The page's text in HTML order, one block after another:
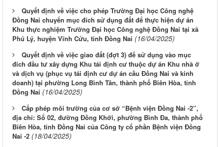
Quyết định về việc cho phép Trường Đại học Công nghệ
Đồng Nai chuyển mục đích sử dụng đất để thực hiện dự án
Khu thực nghiệm Trường Đại học Công nghệ Đồng Nai tại xã
Phú Lý, huyện Vĩnh Cửu, tỉnh Đồng Nai (16/04/2025)
Quyết định về việc giao đất (đợt 3) để sử dụng vào mục
đích đầu tư xây dựng Khu tái định cư thuộc dự án Khu nhà ở
và dịch vụ (phục vụ tái định cư dự án cầu Đồng Nai và kinh
doanh) tại phường Long Bình Tân, thành phố Biên Hòa, tỉnh
Đồng Nai (16/04/2025)
Cấp phép môi trường của cơ sở “Bệnh viện Đồng Nai -2”,
địa chỉ: Số 02, đường Đồng Khởi, phường Bình Đa, thành phố
Biên Hòa, tỉnh Đồng Nai của Công ty cổ phần Bệnh viện Đồng
Nai -2 (18/04/2025)